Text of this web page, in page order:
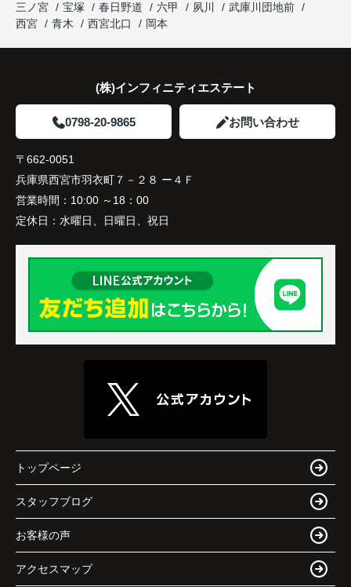
と大変喜ばれ、この住まいを選ばれました。
住み替え後は家族それぞれの通勤・通学時間が短く
家族全員にとって、将来を見据えた良い選択だった
三ノ宮
宝塚 春日野道 六甲 夙川
武庫川団地前
西宮
青木 西宮北口 岡本
(株)インフィニティエステート
0798-20-9865 お問い合わせ
〒662-0051
兵庫県西宮市羽衣町７－２８ ー４Ｆ
営業時間： 10:00 ～18：00
定休日： 水曜日、日曜日、祝日
トップページ
スタッフブログ
お客様の声
アクセスマップ